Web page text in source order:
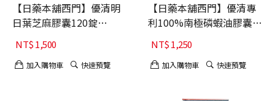
【日藥本舖西門】優清明
日葉芝麻膠囊120錠
$1500
NT$1,500
加入購物車 快速預覽
【日藥本舖西門】優清專
利100%南極磷蝦油膠囊
120粒 $1250
NT$1,250
加入購物車 快速預覽